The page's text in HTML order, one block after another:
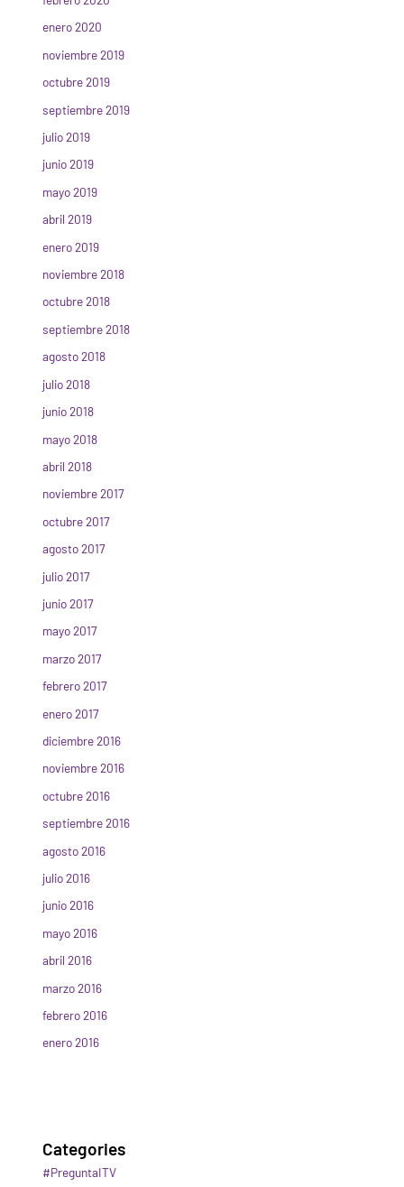
enero 2020
noviembre 2019
octubre 2019
septiembre 2019
julio 2019
junio 2019
mayo 2019
abril 2019
enero 2019
noviembre 2018
octubre 2018
septiembre 2018
agosto 2018
julio 2018
junio 2018
mayo 2018
abril 2018
noviembre 2017
octubre 2017
agosto 2017
julio 2017
junio 2017
mayo 2017
marzo 2017
febrero 2017
enero 2017
diciembre 2016
noviembre 2016
octubre 2016
septiembre 2016
agosto 2016
julio 2016
junio 2016
mayo 2016
abril 2016
marzo 2016
febrero 2016
enero 2016
Categories
#PreguntaITV